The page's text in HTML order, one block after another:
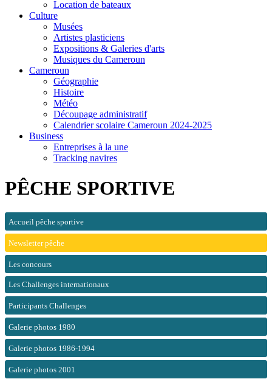
Location de bateaux
Culture
Musées
Artistes plasticiens
Expositions & Galeries d'arts
Musiques du Cameroun
Cameroun
Géographie
Histoire
Météo
Découpage administratif
Calendrier scolaire Cameroun 2024-2025
Business
Entreprises à la une
Tracking navires
PÊCHE SPORTIVE
Accueil pêche sportive
Newsletter pêche
Les concours
Les Challenges internationaux
Participants Challenges
Galerie photos 1980
Galerie photos 1986-1994
Galerie photos 2001